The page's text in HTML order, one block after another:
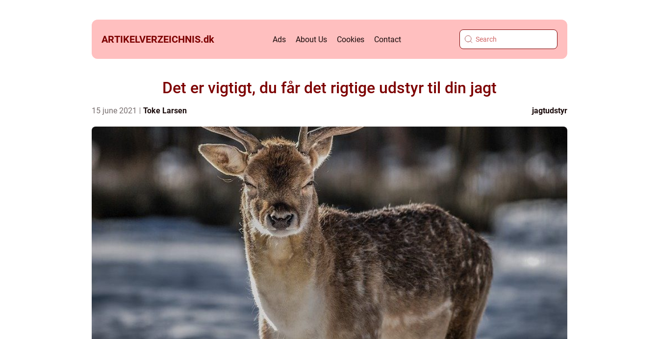
ARTIKELVERZEICHNIS.dk Ads About Us Cookies Contact
Det er vigtigt, du får det rigtige udstyr til din jagt
15 june 2021 Toke Larsen jagtudstyr